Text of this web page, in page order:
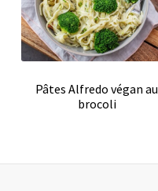
Pâtes Alfredo végan au
brocoli